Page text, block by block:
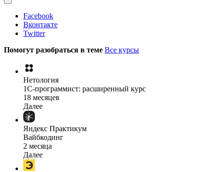
Facebook
Вконтакте
Twitter
Помогут разобраться в теме Все курсы
Нетология
1C-программист: расширенный курс
18 месяцев
Далее
Яндекс Практикум
Вайбкодинг
2 месяца
Далее